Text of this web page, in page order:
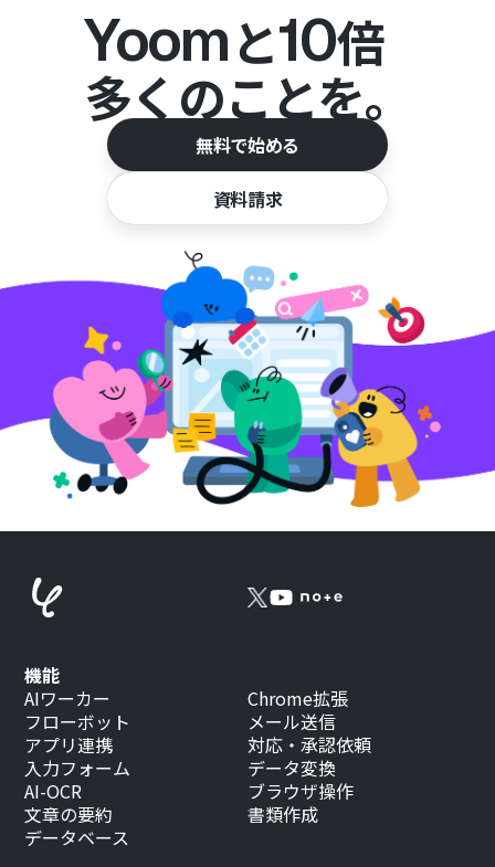
Yoomと10倍
多くのことを。
無料で始める
資料請求
機能
AIワーカー
フローボット
アプリ連携
入力フォーム
AI-OCR
文章の要約
データベース
Chrome拡張
メール送信
対応・承認依頼
データ変換
ブラウザ操作
書類作成